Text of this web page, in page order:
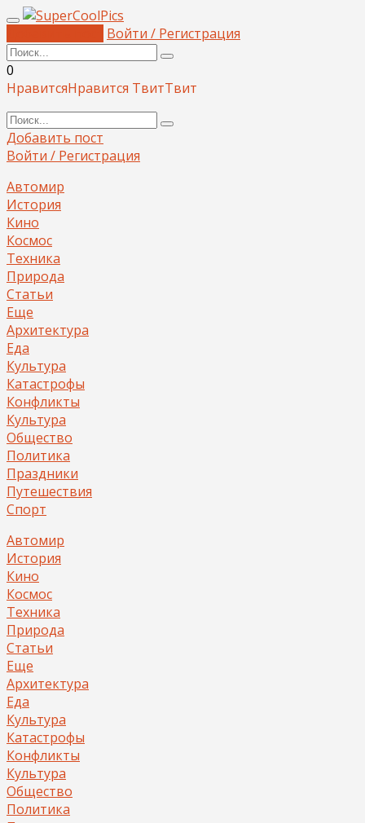
Войти / Регистрация
0
НравитсяНравится ТвитТвит
Добавить пост
Войти / Регистрация
Автомир
История
Кино
Космос
Техника
Природа
Статьи
Еще
Архитектура
Еда
Культура
Катастрофы
Конфликты
Культура
Общество
Политика
Праздники
Путешествия
Спорт
Автомир
История
Кино
Космос
Техника
Природа
Статьи
Еще
Архитектура
Еда
Культура
Катастрофы
Конфликты
Культура
Общество
Политика